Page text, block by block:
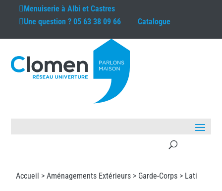
Menuiserie àAlbi et Castres
Une question ?05 63 38 09 66 Catalogue
Accueil > Aménagements Extérieurs > Garde-Corps > Lati